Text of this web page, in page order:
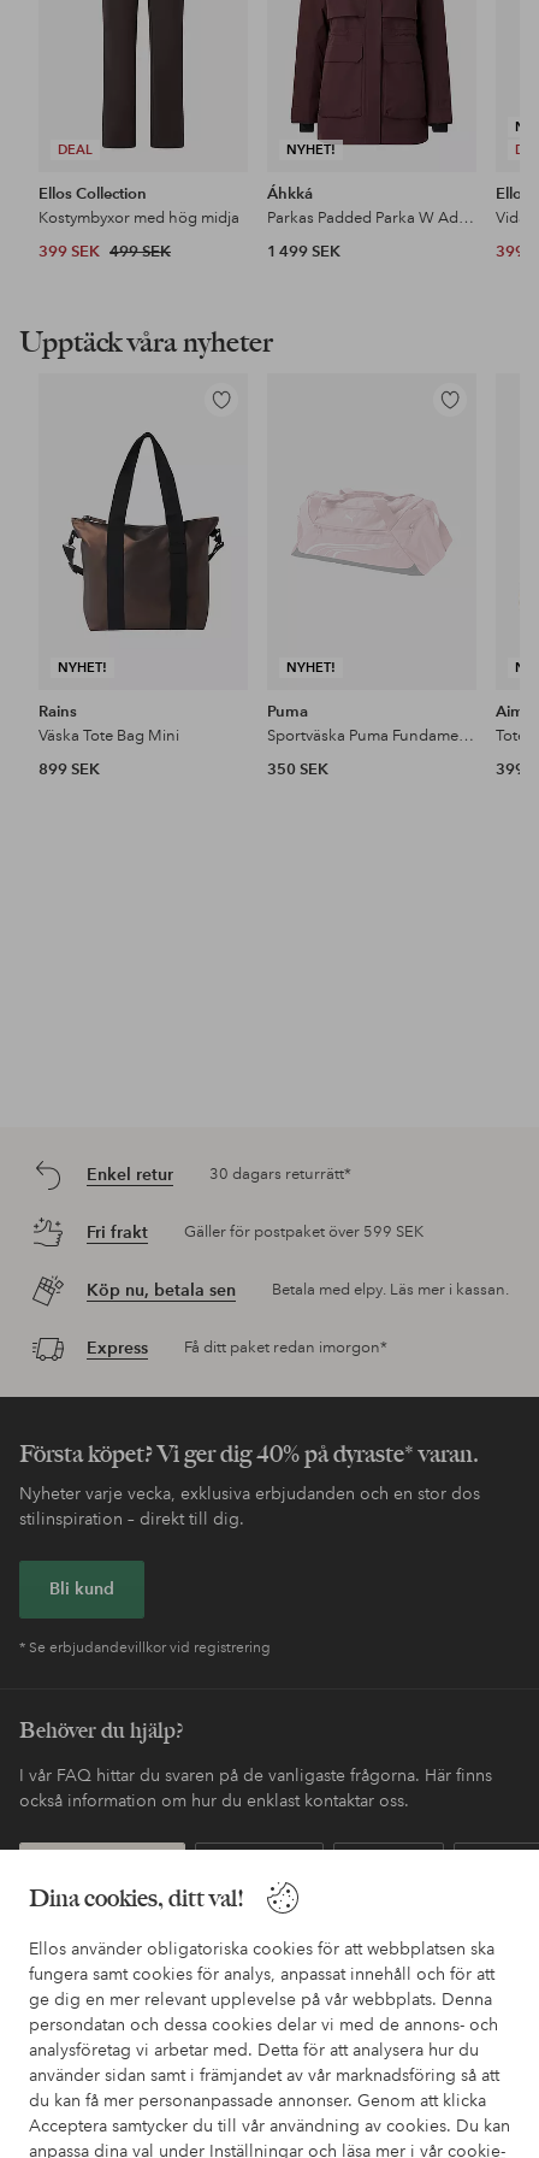
Dina cookies, ditt val!
Ellos använder obligatoriska cookies för att webbplatsen ska
fungera samt cookies för analys, anpassat innehåll och för att
ge dig en mer relevant upplevelse på vår webbplats. Denna
persondatan och dessa cookies delar vi med de annons- och
analysföretag vi arbetar med. Detta för att analysera hur du
använder sidan samt i främjandet av vår marknadsföring så att
du kan få mer personanpassade annonser. Genom att klicka
Acceptera samtycker du till vår användning av cookies. Du kan
anpassa dina val under Inställningar och läsa mer i vår cookie-
DEAL
Ellos Collection
Kostymbyxor med hög midja
399 SEK 499 SEK
NYHET!
Áhkká
Parkas Padded Parka W Adjustable Waist
1 499 SEK
Ellos
399
Upptäck våra nyheter
NYHET!
Lägg
Rains
Väska Tote Bag Mini
899 SEK
NYHET!
Lägg
Puma
Sportväska Puma Fundamental Small
350 SEK
Aim'n
399
Enkel retur 30 dagars returrätt*
Fri frakt Gäller för postpaket över 599 SEK
Köp nu, betala sen Betala med elpy. Läs mer i kassan.
Express Få ditt paket redan imorgon*
Första köpet? Vi ger dig 40% på dyraste* varan.
Nyheter varje vecka, exklusiva erbjudanden och en stor dos
stilinspiration – direkt till dig.
Bli kund
* Se erbjudandevillkor vid registrering
Behöver du hjälp?
I vår FAQ hittar du svaren på de vanligaste frågorna. Här finns
också information om hur du enklast kontaktar oss.
Mina sidor
Om Ellos
Våra tjänster